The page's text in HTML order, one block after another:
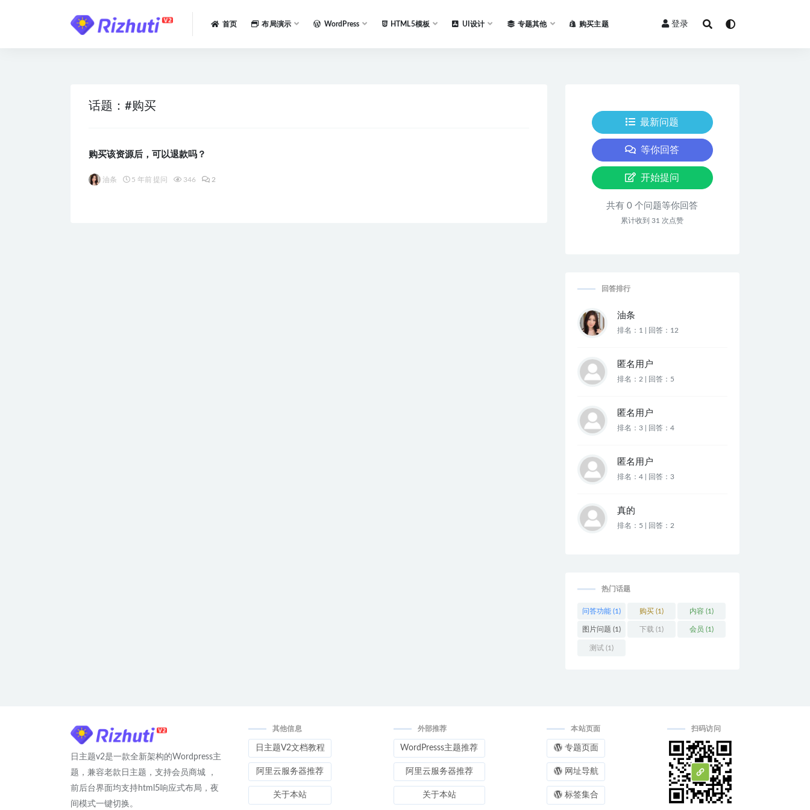
首页 布局演示 WordPress HTML5模板 UI设计 专题其他 购买主题 登录
话题：#购买
购买该资源后，可以退款吗？
油条 5 年前 提问 346 2
最新问题
等你回答
开始提问
共有 0 个问题等你回答
累计收到 31 次点赞
回答排行
油条
排名：1 | 回答：12
匿名用户
排名：2 | 回答：5
匿名用户
排名：3 | 回答：4
匿名用户
排名：4 | 回答：3
真的
排名：5 | 回答：2
热门话题
问答功能 (1) 购买 (1) 内容 (1)
图片问题 (1) 下载 (1) 会员 (1)
测试 (1)
日主题v2是一款全新架构的Wordpress主
题，兼容老款日主题，支持会员商城 ，
前后台界面均支持html5响应式布局，夜
间模式一键切换。
其他信息
日主题V2文档教程
阿里云服务器推荐
关于本站
外部推荐
WordPresss主题推荐
阿里云服务器推荐
关于本站
本站页面
专题页面
网址导航
标签集合
扫码访问